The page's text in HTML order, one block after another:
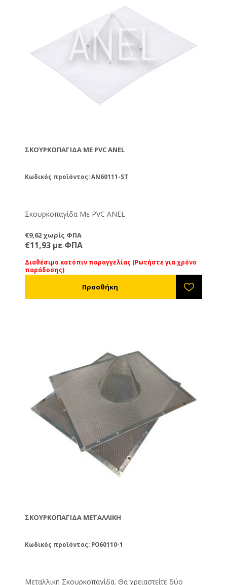
που θα παγιδευτούν θα είναι νεκρά σε λίγες ώρες,
μέχρι τότε οι παγιδευμένες σφήκες μπορούν ακόμα
να χρησιμοποιήσουν το κεντρί τους οπότε θα πρέπει
να χειριστείτε την παγίδα με προσοχή. Οι παγίδες θα
έλξουν και ζώα (πχ γάτες, σκύλους), τα οποία είναι
δύσκολο μεν να θανατωθούν από την παγίδα (αλλά
όχι αδύνατο) αλλά η επαφή με την κόλλα θα τα
ταλαιπωρήσει, οπότε θα πρέπει να βάζετε τις παγίδες
με τέτοιο τρόπο ώστε να μην έχουν πρόσβαση τα
ζώα. Η κόλλα μπορεί να χρησιμοποιηθεί για την
παγίδευση μικρών ή μεγάλων ποντικιών. Για να γίνει
Το σκεπτικό είναι στην προσπάθειά του να φάει το
αυτή.
ΣΚΟΥΡΚΟΠΑΓΊΔΑ ΜΕ PVC ANEL
Κωδικός προϊόντος: AN60111-ST
Σκουρκοπαγίδα Με PVC ANEL
€9,62 χωρίς ΦΠΑ
€11,93 με ΦΠΑ
Διαθέσιμο κατόπιν παραγγελίας (Ρωτήστε για χρόνο
παράδοσης)
ΣΚΟΥΡΚΟΠΑΓΊΔΑ ΜΕΤΑΛΛΙΚΗ
Κωδικός προϊόντος: PO60110-1
Μεταλλική Σκουρκοπαγίδα. Θα χρειαστείτε δύο